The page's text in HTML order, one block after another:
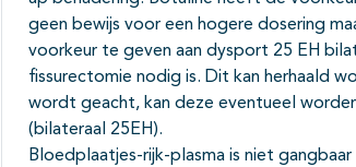
geen bewijs voor een hogere dosering
voorkeur te geven aan dysport 25 EH
fissurectomie nodig is. Dit kan herhaald
wordt geacht, kan deze eventueel
(bilateraal 25EH).
Bloedplaatjes-rijk-plasma is niet